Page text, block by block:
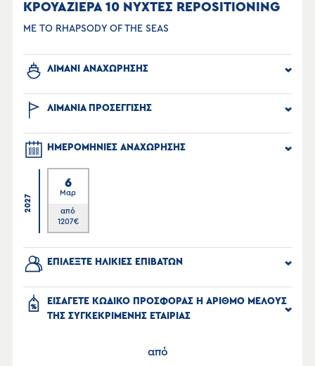
ΚΡΟΥΑΖΙΕΡΑ 10 ΝΥΧΤΕΣ REPOSITIONING
ΜΕ ΤΟ RHAPSODY OF THE SEAS
ΛΙΜΑΝΙ ΑΝΑΧΩΡΗΣΗΣ
ΛΙΜΑΝΙΑ ΠΡΟΣΕΓΓΙΣΗΣ
ΗΜΕΡΟΜΗΝΙΕΣ ΑΝΑΧΩΡΗΣΗΣ
2027
6
Μαρ
από
1207€
ΕΠΙΛΕΞΤΕ ΗΛΙΚΙΕΣ ΕΠΙΒΑΤΩΝ
ΕΙΣΑΓΕΤΕ ΚΩΔΙΚΟ ΠΡΟΣΦΟΡΑΣ Η ΑΡΙΘΜΟ ΜΕΛΟΥΣ
ΤΗΣ ΣΥΓΚΕΚΡΙΜΕΝΗΣ ΕΤΑΙΡΙΑΣ
από